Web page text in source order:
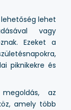
lehet
vagy
Ezeket a
piknikekre és
az
amely több